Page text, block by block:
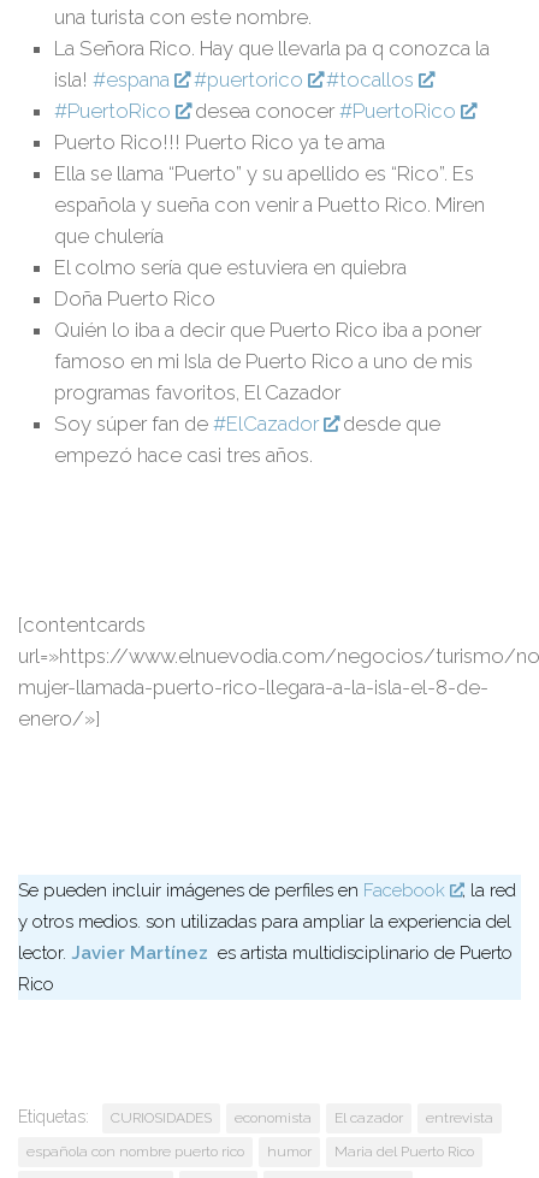
una turista con este nombre.
La Señora Rico. Hay que llevarla pa q conozca la
isla! #espana #puertorico
#tocallos
#PuertoRico
desea conocer #PuertoRico
Puerto Rico!!! Puerto Rico ya te ama
Ella se llama “Puerto” y su apellido es “Rico”. Es
española y sueña con venir a Puetto Rico. Miren
que chulería
El colmo sería que estuviera en quiebra
Doña Puerto Rico
Quién lo iba a decir que Puerto Rico iba a poner
famoso en mi Isla de Puerto Rico a uno de mis
programas favoritos, El Cazador
Soy súper fan de #ElCazador
desde que
empezó hace casi tres años.
[contentcards
url=»https://www.elnuevodia.com/negocios/turismo/
mujer-llamada-puerto-rico-llegara-a-la-isla-el-8-de-
enero/»]
Se pueden incluir imágenes de perfiles en Facebook
, la red
y otros medios. son utilizadas para ampliar la experiencia del
lector. Javier Martínez es artista multidisciplinario de Puerto
Rico
Etiquetas: CURIOSIDADES economista El cazador
entrevista
española con nombre puerto rico
humor
Maria del Puerto Rico